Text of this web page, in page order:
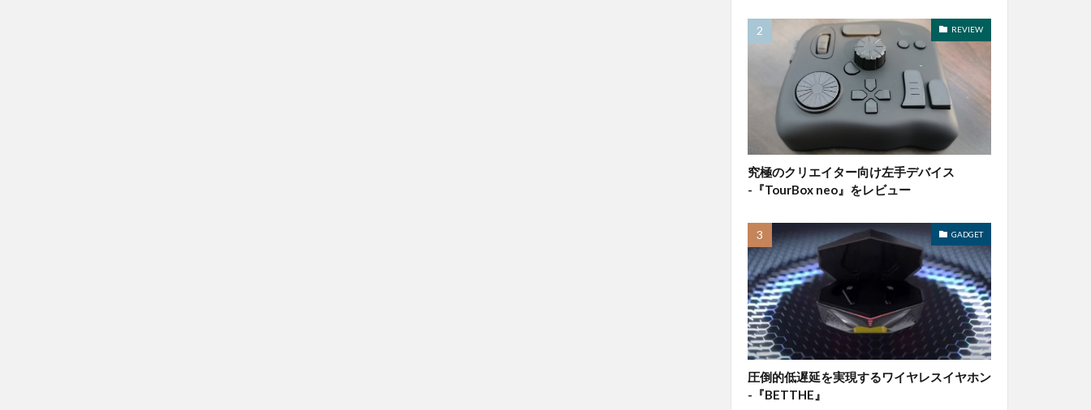
REVIEW
究極のクリエイター向け左手デバイス
-『TourBox neo』をレビュー
GADGET
圧倒的低遅延を実現するワイヤレスイヤホン
-『BETTHE』